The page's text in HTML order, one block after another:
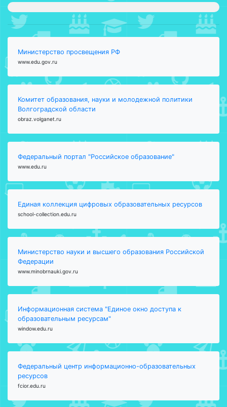
Министерство просвещения РФ
www.edu.gov.ru
Комитет образования, науки и молодежной политики
Волгоградской области
obraz.volganet.ru
Федеральный портал "Российское образование"
www.edu.ru
Единая коллекция цифровых образовательных ресурсов
school-collection.edu.ru
Министерство науки и высшего образования Российской
Федерации
www.minobrnauki.gov.ru
Информационная система "Единое окно доступа к
образовательным ресурсам"
window.edu.ru
Федеральный центр информационно-образовательных
ресурсов
fcior.edu.ru